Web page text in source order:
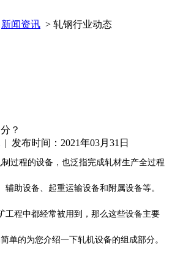
新闻资讯 > 轧钢行业动态
？
| 发布时间：2021年03月31日
过程的设备，也泛指完成轧材生产全过程
辅助设备、起重运输设备和附属设备等。
工程中都经常被用到，那么这些设备主要
单的为您介绍一下轧机设备的组成部分。